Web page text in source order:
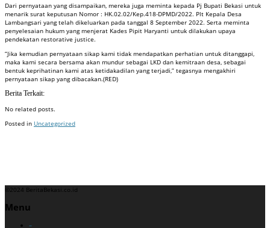
Dari pernyataan yang disampaikan, mereka juga meminta kepada Pj Bupati Bekasi untuk
menarik surat keputusan Nomor : HK.02.02/Kep.418-DPMD/2022. Plt Kepala Desa
Lambangsari yang telah dikeluarkan pada tanggal 8 September 2022. Serta meminta
penyelesaian hukum yang menjerat Kades Pipit Haryanti untuk dilakukan upaya
pendekatan restorative justice.
“Jika kemudian pernyataan sikap kami tidak mendapatkan perhatian untuk ditanggapi,
maka kami secara bersama akan mundur sebagai LKD dan kemitraan desa, sebagai
bentuk keprihatinan kami atas ketidakadilan yang terjadi,” tegasnya mengakhiri
pernyataan sikap yang dibacakan.(RED)
Berita Terkait:
No related posts.
Posted in Uncategorized
©2024 BeritaBekasi.co.id
Menu
–